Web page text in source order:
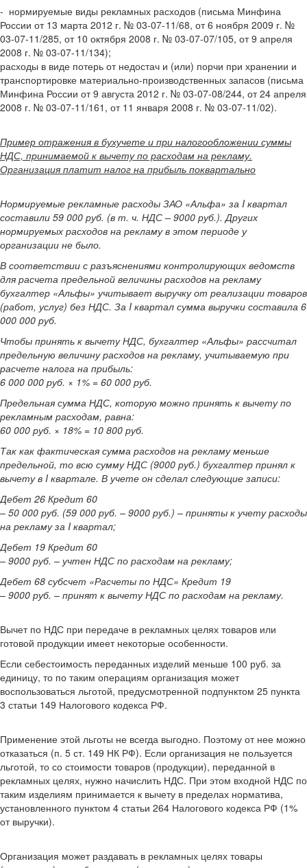
- нормируемые виды рекламных расходов (письма Минфина
России от 13 марта 2012 г. № 03-07-11/68, от 6 ноября 2009 г. №
03-07-11/285, от 10 октября 2008 г. № 03-07-07/105, от 9 апреля
2008 г. № 03-07-11/134);
расходы в виде потерь от недостач и (или) порчи при хранении и
транспортировке материально-производственных запасов (письма
Минфина России от 9 августа 2012 г. № 03-07-08/244, от 24 апреля
2008 г. № 03-07-11/161, от 11 января 2008 г. № 03-07-11/02).
Пример отражения в бухучете и при налогообложении суммы
НДС, принимаемой к вычету по расходам на рекламу.
Организация платит налог на прибыль поквартально
Нормируемые рекламные расходы ЗАО «Альфа» за I квартал
составили 59 000 руб. (в т. ч. НДС – 9000 руб.). Других
нормируемых расходов на рекламу в этом периоде у
организации не было.
В соответствии с разъяснениями контролирующих ведомств
для расчета предельной величины расходов на рекламу
бухгалтер «Альфы» учитывает выручку от реализации товаров
(работ, услуг) без НДС. За I квартал сумма выручки составила 6
000 000 руб.
Чтобы принять к вычету НДС, бухгалтер «Альфы» рассчитал
предельную величину расходов на рекламу, учитываемую при
расчете налога на прибыль:
6 000 000 руб. × 1% = 60 000 руб.
Предельная сумма НДС, которую можно принять к вычету по
рекламным расходам, равна:
60 000 руб. × 18% = 10 800 руб.
Так как фактическая сумма расходов на рекламу меньше
предельной, то всю сумму НДС (9000 руб.) бухгалтер принял к
вычету в I квартале. В учете он сделал следующие записи:
Дебет 26 Кредит 60
– 50 000 руб. (59 000 руб. – 9000 руб.) – приняты к учету расходы
на рекламу за I квартал;
Дебет 19 Кредит 60
– 9000 руб. – учтен НДС по расходам на рекламу;
Дебет 68 субсчет «Расчеты по НДС» Кредит 19
– 9000 руб. – принят к вычету НДС по расходам на рекламу.
Вычет по НДС при передаче в рекламных целях товаров или
готовой продукции имеет некоторые особенности.
Если себестоимость переданных изделий меньше 100 руб. за
единицу, то по таким операциям организация может
воспользоваться льготой, предусмотренной подпунктом 25 пункта
3 статьи 149 Налогового кодекса РФ.
Применение этой льготы не всегда выгодно. Поэтому от нее можно
отказаться (п. 5 ст. 149 НК РФ). Если организация не пользуется
льготой, то со стоимости товаров (продукции), переданной в
рекламных целях, нужно начислить НДС. При этом входной НДС по
таким изделиям принимается к вычету в пределах норматива,
установленного пунктом 4 статьи 264 Налогового кодекса РФ (1%
от выручки).
Организация может раздавать в рекламных целях товары